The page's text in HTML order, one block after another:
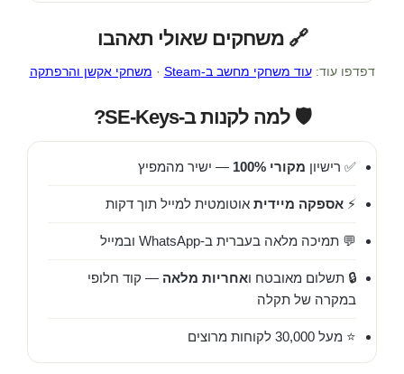
🔗 משחקים שאולי תאהבו
דפדפו עוד:עוד משחקי מחשב ב-Steam · משחקי אקשן והרפתקה
🛡️ למה לקנות ב-SE-Keys?
✅ רישיון מקורי 100% — ישיר מהמפיץ
⚡ אספקה מיידית אוטומטית למייל תוך דקות
💬 תמיכה מלאה בעברית ב-WhatsApp ובמייל
🔒 תשלום מאובטח ואחריות מלאה — קוד חלופי
במקרה של תקלה
⭐ מעל 30,000 לקוחות מרוצים